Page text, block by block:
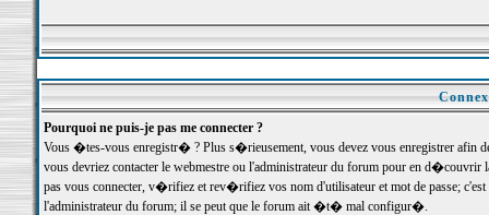
Pourquoi ne puis-je pas me connecter ?
Vous �tes-vous enregistr� ? Plus s�rieusement, vous devez vous enregistrer
vous devriez contacter le webmestre ou l'administrateur du forum pour en
pas vous connecter, v�rifiez et rev�rifiez vos nom d'utilisateur et mot de passe;
l'administrateur du forum; il se peut que le forum ait �t� mal configur�.